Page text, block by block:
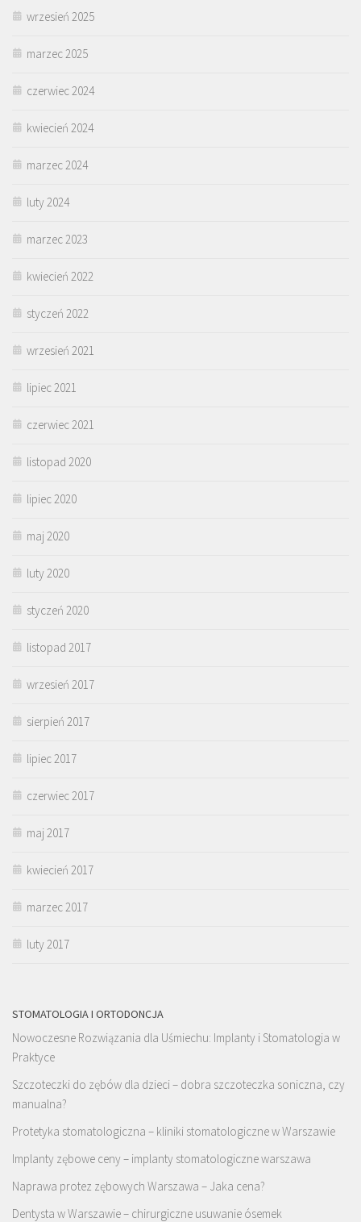
wrzesień 2025
marzec 2025
czerwiec 2024
kwiecień 2024
marzec 2024
luty 2024
marzec 2023
kwiecień 2022
styczeń 2022
wrzesień 2021
lipiec 2021
czerwiec 2021
listopad 2020
lipiec 2020
maj 2020
luty 2020
styczeń 2020
listopad 2017
wrzesień 2017
sierpień 2017
lipiec 2017
czerwiec 2017
maj 2017
kwiecień 2017
marzec 2017
luty 2017
STOMATOLOGIA I ORTODONCJA
Nowoczesne Rozwiązania dla Uśmiechu: Implanty i Stomatologia w
Praktyce
Szczoteczki do zębów dla dzieci – dobra szczoteczka soniczna, czy
manualna?
Protetyka stomatologiczna – kliniki stomatologiczne w Warszawie
Implanty zębowe ceny – implanty stomatologiczne warszawa
Naprawa protez zębowych Warszawa – Jaka cena?
Dentysta w Warszawie – chirurgiczne usuwanie ósemek